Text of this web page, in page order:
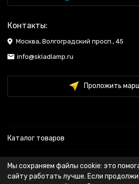
Контакты:
Москва, Волгоградский просп., 45
info@skladlamp.ru
Проложить
Каталог товаров
Информация
Мы сохраняем файлы cookie: это
сайту работать лучше. Если